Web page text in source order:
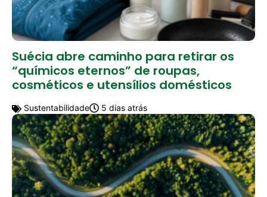
Suécia abre caminho para retirar os
“químicos eternos” de roupas,
cosméticos e utensílios domésticos
Sustentabilidade 5 dias atrás